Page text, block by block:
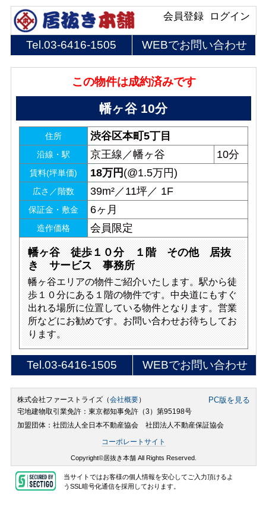
ログイン
会員登録
Tel.03-6416-1505 WEBでお問い合わせ
この物件は成約済みです
幡ヶ谷 10分
住所 渋谷区本町5丁目
沿線・駅 京王線／幡ヶ谷 10分
賃料(坪単価) 18万円 (@1.5万円)
広さ／階数 39m²／11坪／ 1F
保証金・敷金 6ヶ月
造作価格 会員限定
幡ヶ谷 徒歩１０分 １階 その他 居抜
き サービス 事務所
幡ヶ谷エリアの物件ご紹介いたします。駅から徒
歩１０分にある１階の物件です。中央道にもすぐ
出れる場所に位置している物件となります。営業
所などにお勧めです。お問い合わせお待ちしてお
ります。
Tel.03-6416-1505 WEBでお問い合わせ
株式会社ファーストライズ（会社概要） PC版を見る
宅地建物取引業免許：東京都知事免許（3）第95198号
加盟団体：社団法人全日本不動産協会 社団法人不動産保証協会
コーポレートサイト
Copyright©居抜き本舗 All Rights Reserved.
当サイトではお客様の個人情報を安心してご入力頂けるよ
うSSL暗号化通信を採用しております。